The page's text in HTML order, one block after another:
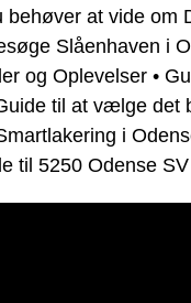
behøver at vide om
Slåenhaven i
og Oplevelser •
til at vælge det
i
til 5250 Odense SV